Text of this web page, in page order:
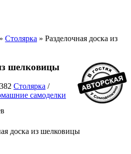
» Столярка » Разделочная доска из
шелковицы
Столярка /
самоделки